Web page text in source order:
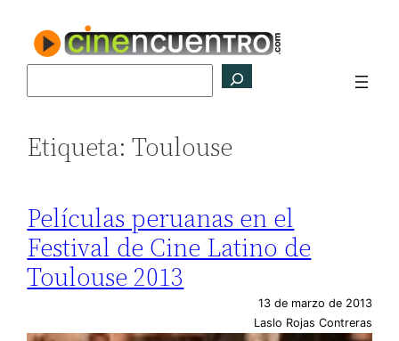
contenido
Etiqueta:Toulouse
Películas peruanas en el
Festival de Cine Latino de
Toulouse 2013
13 de marzo de 2013
Laslo Rojas Contreras